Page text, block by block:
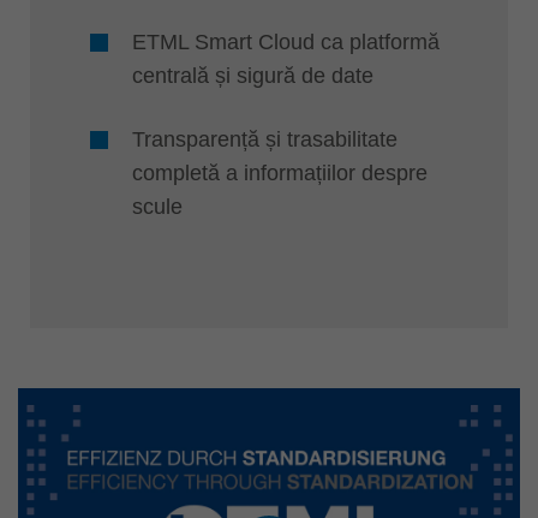
ETML Smart Cloud ca platformă
centrală și sigură de date
Transparență și trasabilitate
completă a informațiilor despre
scule